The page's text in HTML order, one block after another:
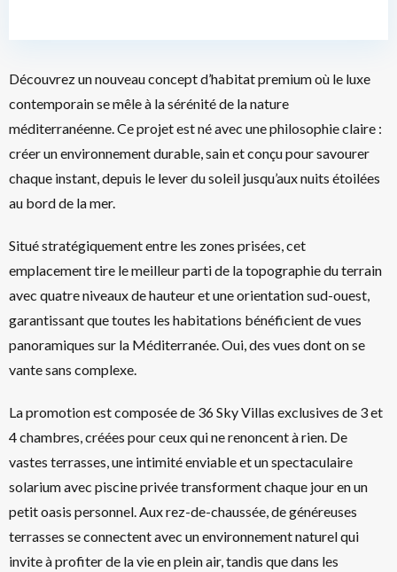
Découvrez un nouveau concept d’habitat premium où le luxe
contemporain se mêle à la sérénité de la nature
méditerranéenne. Ce projet est né avec une philosophie claire :
créer un environnement durable, sain et conçu pour savourer
chaque instant, depuis le lever du soleil jusqu’aux nuits étoilées
au bord de la mer.
Situé stratégiquement entre les zones prisées, cet
emplacement tire le meilleur parti de la topographie du terrain
avec quatre niveaux de hauteur et une orientation sud-ouest,
garantissant que toutes les habitations bénéficient de vues
panoramiques sur la Méditerranée. Oui, des vues dont on se
vante sans complexe.
La promotion est composée de 36 Sky Villas exclusives de 3 et
4 chambres, créées pour ceux qui ne renoncent à rien. De
vastes terrasses, une intimité enviable et un spectaculaire
solarium avec piscine privée transforment chaque jour en un
petit oasis personnel. Aux rez-de-chaussée, de généreuses
terrasses se connectent avec un environnement naturel qui
invite à profiter de la vie en plein air, tandis que dans les